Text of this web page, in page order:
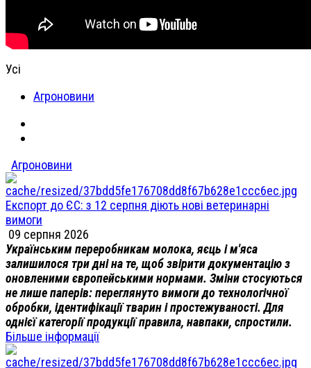
Усі
Агроновини
Агроновини
Експорт до ЄС: з 12 серпня діють нові ветеринарні
вимоги
09 серпня 2026
Українським переробникам молока, яєць і м'яса
залишилося три дні на те, щоб звірити документацію з
оновленими європейськими нормами. Зміни стосуються
не лише паперів: переглянуто вимоги до технологічної
обробки, ідентифікації тварин і простежуваності. Для
однієї категорії продукції правила, навпаки, спростили.
Більше інформації